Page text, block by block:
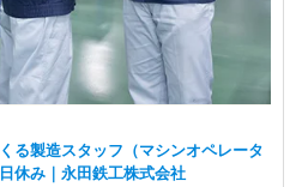
る製造スタッフ（マシンオペレータ
休み｜永田鉄工株式会社